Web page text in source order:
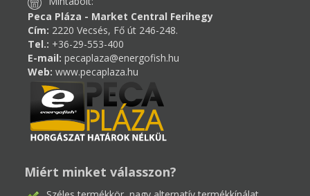
Peca Pláza - Market Central Ferihegy
Cím: 2220 Vecsés, Fő út 246-248.
Tel.: +36-29-553-400
E-mail: pecaplaza@energofish.hu
Web: www.pecaplaza.hu
Miért minket válasszon?